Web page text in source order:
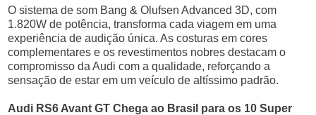
O sistema de som Bang & Olufsen Advanced 3D, com
1.820W de potência, transforma cada viagem em uma
experiência de audição única. As costuras em cores
complementares e os revestimentos nobres destacam o
compromisso da Audi com a qualidade, reforçando a
sensação de estar em um veículo de altíssimo padrão.
Audi RS6 Avant GT Chega ao Brasil para os 10 Super